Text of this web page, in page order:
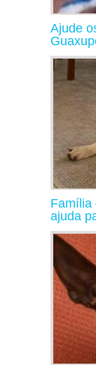
Ajude
Família
ajuda